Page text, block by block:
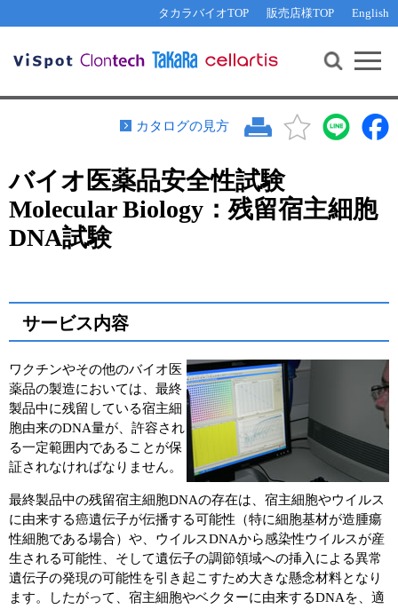
タカラバイオTOP 販売店様TOP English
機能解析・サイレンシング
PCR・等温増幅
リアルタイムPCR（qPCR）
テクニカルサポートライン
その他 ライセンスに関するご相談
遺伝子組換え生物該当製品
研究支援ツール
Cut-Site Navigator 制限酵素切断サイトの検索
In-Fusion Cloning プライマー設計
抗体検索サイト
リアルタイムPCR （インターカレーター法）
プライマー検索・注文
機器ソフトウェア・ベクター配列ダウンロード
ラーニングセンター
実験ガイド
リアルタイムPCR実験ガイド
遺伝子検査ガイド（食品・水質・家畜他）
NGSポータルサイト
幹細胞・再生医療研究ガイド
クローニング実験ガイド
お問い合わせ WEB会員登録
カタログの見方
バイオ医薬品安全性試験
Molecular Biology：残留宿主細胞
DNA試験
サービス内容
ワクチンやその他のバイオ医
薬品の製造においては、最終
製品中に残留している宿主細
胞由来のDNA量が、許容され
る一定範囲内であることが保
証されなければなりません。
最終製品中の残留宿主細胞DNAの存在は、宿主細胞やウイルス
に由来する癌遺伝子が伝播する可能性（特に細胞基材が造腫瘍
性細胞である場合）や、ウイルスDNAから感染性ウイルスが産
生される可能性、そして遺伝子の調節領域への挿入による異常
遺伝子の発現の可能性を引き起こすため大きな懸念材料となり
ます。したがって、宿主細胞やベクターに由来するDNAを、適